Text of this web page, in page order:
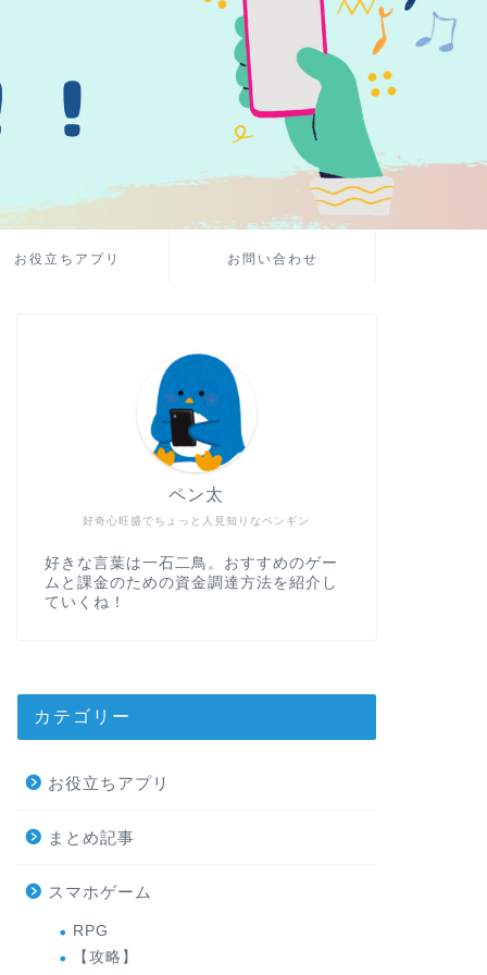
お役立ちアプリ お問い合わせ
好奇心旺盛でちょっと人見知りなペンギン
ペン太
好きな言葉は一石二鳥。おすすめのゲー
ムと課金のための資金調達方法を紹介し
ていくね！
カテゴリー
お役立ちアプリ
まとめ記事
スマホゲーム
RPG
【攻略】